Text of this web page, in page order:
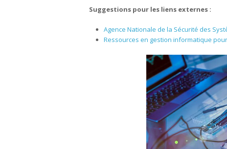
Suggestions pour les liens externes :
Agence Nationale de la Sécurité des
Ressources en gestion informatique